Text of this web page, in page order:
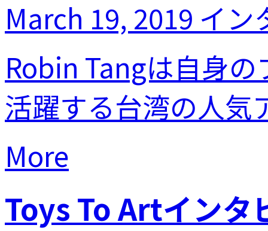
March 19, 2019 イン
Robin Tangは自身
活躍する台湾の人気
More
Toys To Artインタ